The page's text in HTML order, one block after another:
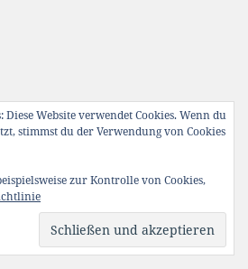
Website verwendet Cookies. Wenn du
stimmst du der Verwendung von Cookies
zur Kontrolle von Cookies,